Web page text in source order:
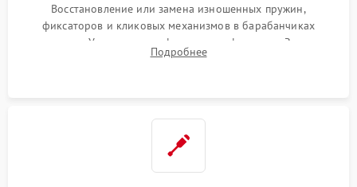
Восстановление или замена изношенных пружин,
фиксаторов и кликовых механизмов в барабанчиках
поправок. Устранение люфтов в трансфокаторе. Замена
поврежденных линз, разбитой сетки или восстановление
Подробнее